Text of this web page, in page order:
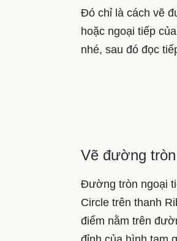
Đó chỉ là cách vẽ
hoặc ngoại tiếp
nhé, sau đó đọc
Vẽ đường
Đường tròn ngoại
Circle trên thanh
điểm nằm trên